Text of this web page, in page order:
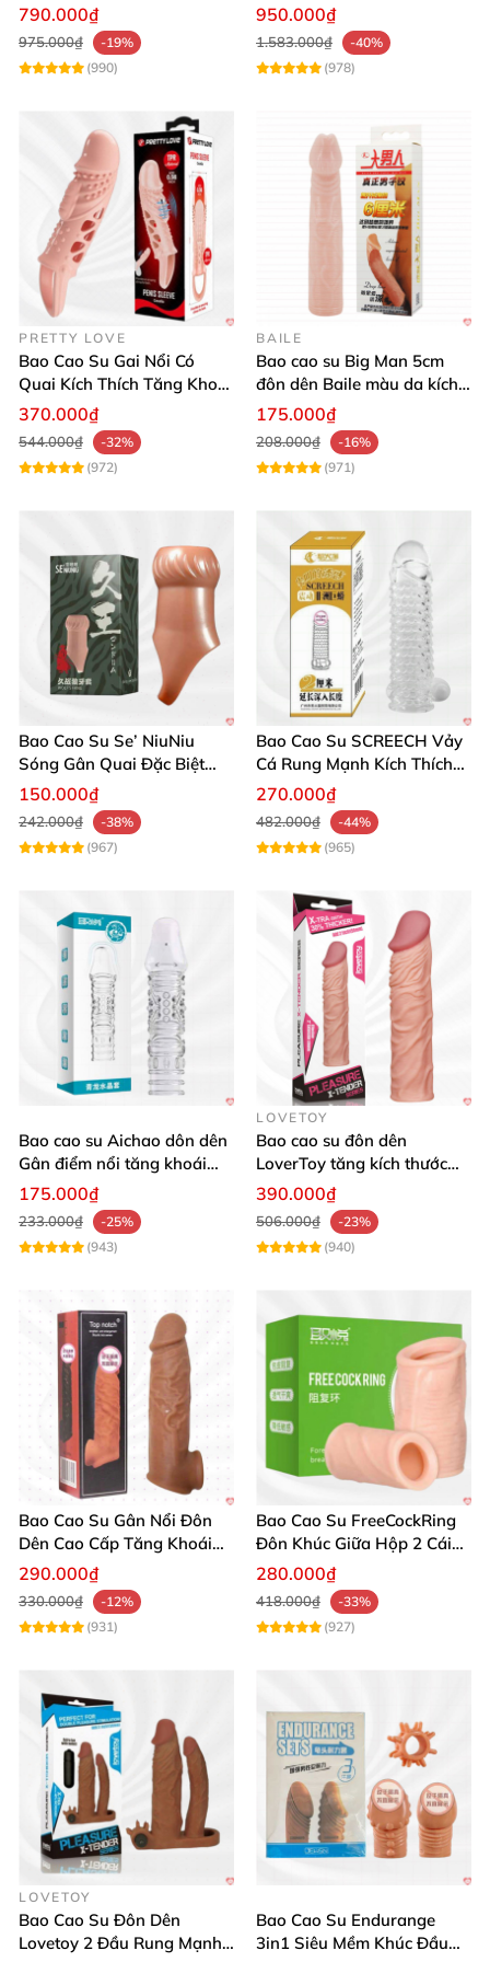
bao cao su đôn dên gân nổi Top Notch
hôm nay để nhận trải nghiệm đỉnh cao và sự hài
lòng tuyệt đối từ chúng tôi. 📦🚀
vật kích thích
790.000₫
975.000₫
-19%
(990)
khoái cảm
950.000₫
1.583.000₫
-40%
(978)
PRETTY LOVE
Bao Cao Su Gai Nổi Có
Quai Kích Thích Tăng Khoái
Cảm
370.000₫
544.000₫
-32%
(972)
BAILE
Bao cao su Big Man 5cm
đôn dên Baile màu da kích
thích
175.000₫
208.000₫
-16%
(971)
Bao Cao Su Se’ NiuNiu
Sóng Gân Quai Đặc Biệt
Kích Thích
150.000₫
242.000₫
-38%
(967)
Bao Cao Su SCREECH Vảy
Cá Rung Mạnh Kích Thích
Cực Đỉnh
270.000₫
482.000₫
-44%
(965)
Bao cao su Aichao dôn dên
Gân điểm nổi tăng khoái
cảm
175.000₫
233.000₫
-25%
(943)
LOVETOY
Bao cao su đôn dên
LoverToy tăng kích thước
30mm an toàn
390.000₫
506.000₫
-23%
(940)
Bao Cao Su Gân Nổi Đôn
Dên Cao Cấp Tăng Khoái
Cảm
290.000₫
330.000₫
-12%
(931)
Bao Cao Su FreeCockRing
Đôn Khúc Giữa Hộp 2 Cái
Khuyến Mãi
280.000₫
418.000₫
-33%
(927)
LOVETOY
Bao Cao Su Đôn Dên
Lovetoy 2 Đầu Rung Mạnh
Bao Cao Su Endurange
3in1 Siêu Mềm Khúc Đầu